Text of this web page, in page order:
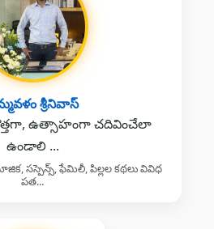
శ్రీనివాస్
ఉత్సాహంగా చదివించేలా
ఉండాలి ...
సస్పెన్స్, ఫేమిలీ, పిల్లల కథలు వివిధ
పత...